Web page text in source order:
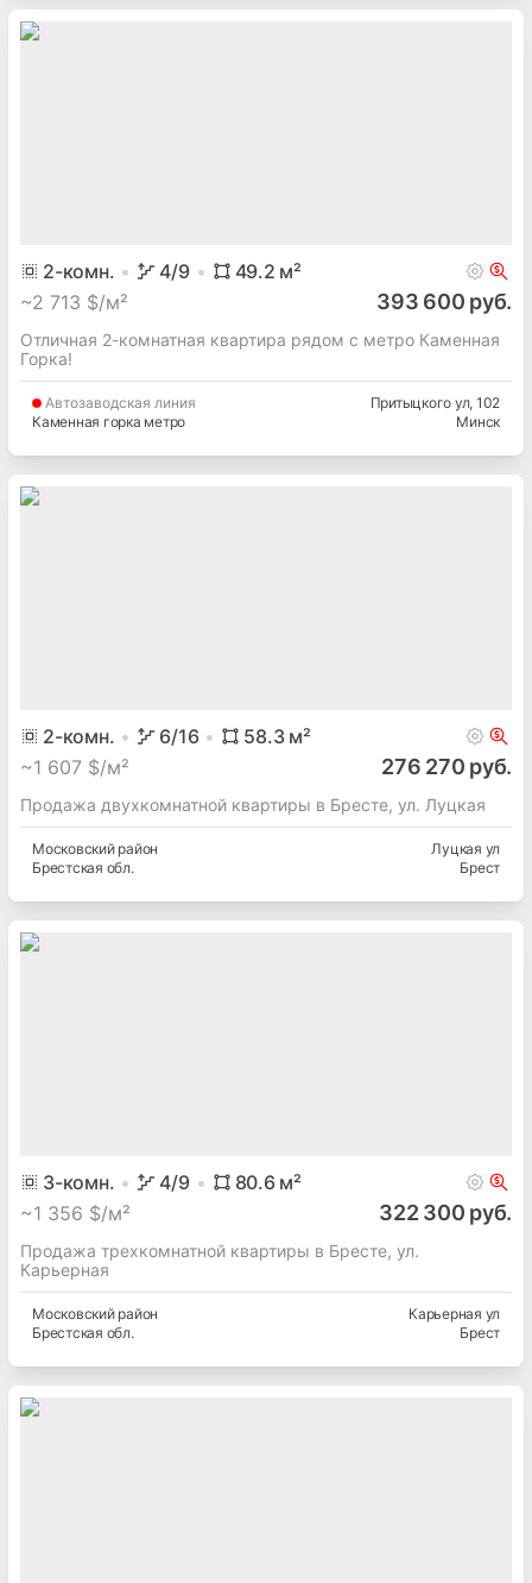
2-комн. 4/9 49.2 м²
~2 713 $/м² 393 600 руб.
Отличная 2-комнатная квартира рядом с метро Каменная
Горка!
Автозаводская линия
Каменная горка метро
Притыцкого ул, 102
Минск
2-комн. 6/16 58.3м²
~1 607 $/м² 276 270 руб.
Продажа двухкомнатной квартиры в Бресте, ул. Луцкая
Московскийрайон
Брестская обл.
Луцкая ул
Брест
3-комн. 4/9 80.6м²
~1 356 $/м² 322 300 руб.
Продажа трехкомнатной квартиры в Бресте, ул.
Карьерная
Московскийрайон
Брестская обл.
Карьерная ул
Брест